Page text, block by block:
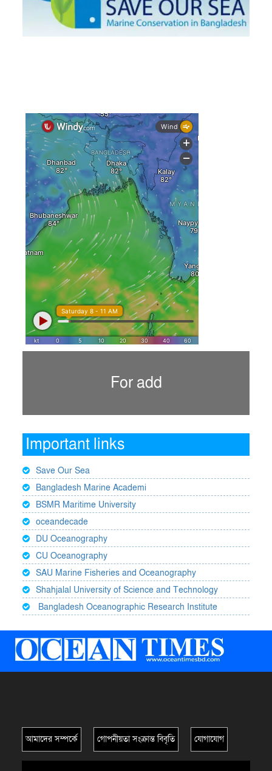
For add
Important links
Save Our Sea
Bangladesh Marine Academi
BSMR Maritime University
oceandecade
DU Oceanography
CU Oceanography
SAU Marine Fisheries and Oceanography
Shahjalal University of Science and Technology
Bangladesh Oceanographic Research Institute
আমাদের সম্পর্কে গোপনীয়তা সংক্রান্ত বিবৃতি যোগাযোগ